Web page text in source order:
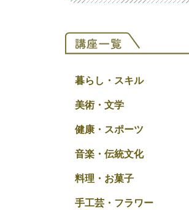
暮らし・スキル
美術・文学
健康・スポーツ
音楽・伝統文化
料理・お菓子
手工芸・フラワー